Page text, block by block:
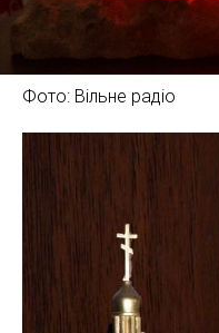
Фото: Вільне радіо